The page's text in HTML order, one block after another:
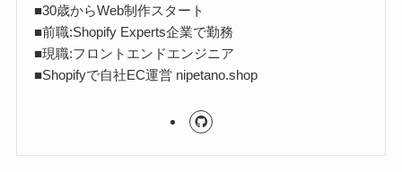
■30歳からWeb制作スタート
■前職:Shopify Experts企業で勤務
■現職:フロントエンドエンジニア
■Shopifyで自社EC運営 nipetano.shop